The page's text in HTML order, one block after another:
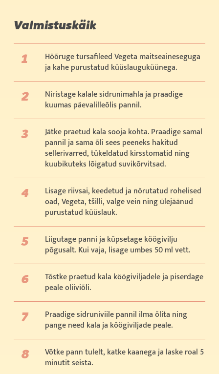
Valmistuskäik
Hõõruge tursafileed Vegeta maitseaineseguga
ja kahe purustatud küüslauguküünega.
Niristage kalale sidrunimahla ja praadige
kuumas päevalilleõlis pannil.
Jätke praetud kala sooja kohta. Praadige samal
pannil ja sama õli sees peeneks hakitud
sellerivarred, tükeldatud kirsstomatid ning
kuubikuteks lõigatud suvikõrvitsad.
Lisage riivsai, keedetud ja nõrutatud rohelised
oad, Vegeta, tšilli, valge vein ning ülejäänud
purustatud küüslauk.
Liigutage panni ja küpsetage köögivilju
põgusalt. Kui vaja, lisage umbes 50 ml vett.
Tõstke praetud kala köögiviljadele ja piserdage
peale oliiviõli.
Praadige sidruniviile pannil ilma õlita ning
pange need kala ja köögiviljade peale.
Võtke pann tulelt, katke kaanega ja laske roal 5
minutit seista.